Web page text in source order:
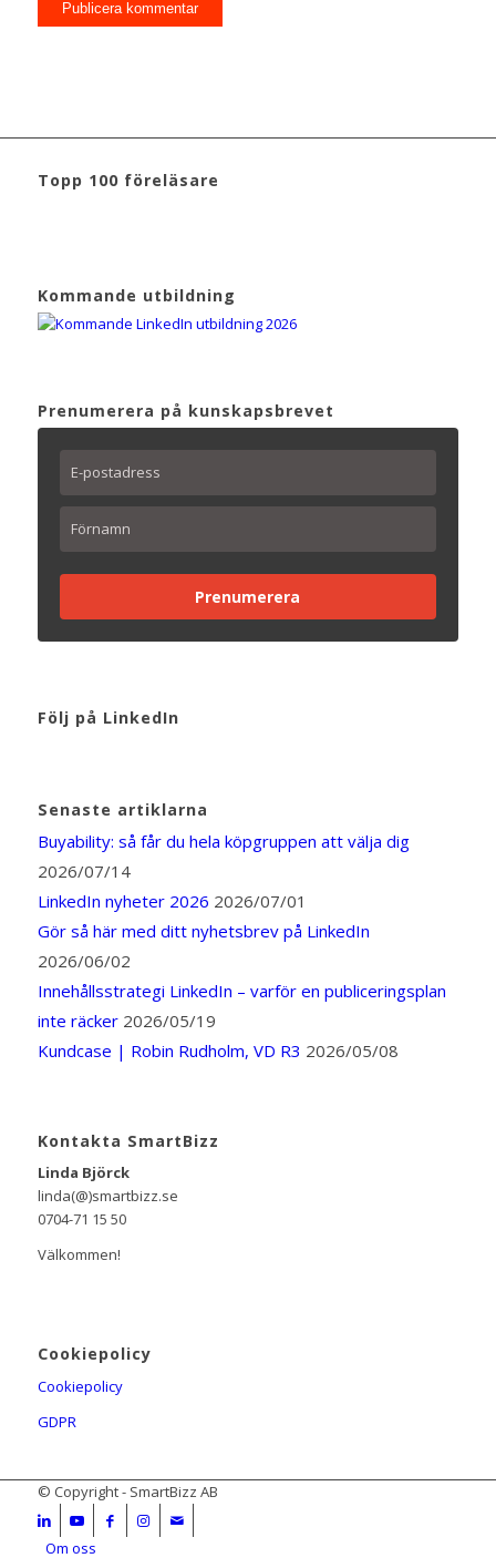
Topp 100 föreläsare
Kommande utbildning
Prenumerera på kunskapsbrevet
Prenumerera
Följ på LinkedIn
Senaste artiklarna
Buyability: så får du hela köpgruppen att välja dig
2026/07/14
LinkedIn nyheter 2026 2026/07/01
Gör så här med ditt nyhetsbrev på LinkedIn
2026/06/02
Innehållsstrategi LinkedIn – varför en publiceringsplan
inte räcker 2026/05/19
Kundcase | Robin Rudholm, VD R3 2026/05/08
Kontakta SmartBizz
Linda Björck
linda(@)smartbizz.se
0704-71 15 50
Välkommen!
Cookiepolicy
Cookiepolicy
GDPR
© Copyright - SmartBizz AB
Om oss